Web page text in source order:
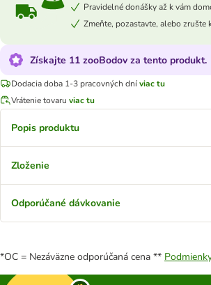
Pravidelné donášky až k vám
Zmeňte, pozastavte, alebo zrušte
Získajte 11 zooBodov za tento produkt.
Dodacia doba 1-3 pracovných dníviac tu
Vrátenie tovaru viac tu
Popis produktu
Zloženie
Odporúčané dávkovanie
*OC = Nezáväzne odporúčaná cena **